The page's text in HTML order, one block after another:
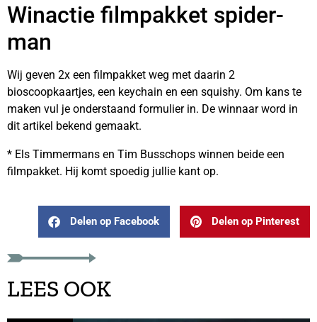
Winactie filmpakket spider-
man
Wij geven 2x een filmpakket weg met daarin 2
bioscoopkaartjes, een keychain en een squishy. Om kans te
maken vul je onderstaand formulier in. De winnaar word in
dit artikel bekend gemaakt.
* Els Timmermans en Tim Busschops winnen beide een
filmpakket. Hij komt spoedig jullie kant op.
Delen op Facebook Delen op Pinterest
LEES OOK